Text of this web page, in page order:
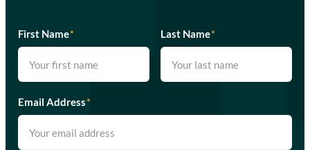
First Name* Last Name*
Email Address*